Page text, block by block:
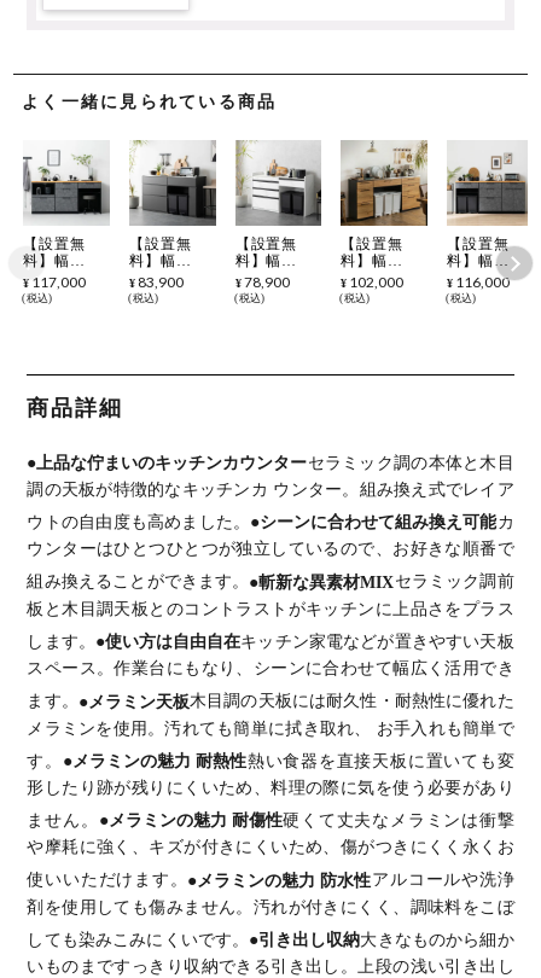
よく一緒に見られている商品
【設置無
料】幅
180cm キッ
チンカウン
ス 引き出し
収納 棚 コ
ンセント付
キッチン収
納 食器棚
おしゃれ 黒
ブラック
¥ 117,000
税込
【設置無
料】幅
160cm ステ
ンレス天板
納 作業台
ダン 食器棚
おしゃれ 黒
ブラック グ
レー 日本製
完成品
¥83,900
税込
【設置無
料】幅
150cm 大理
石調 キッチ
ク天板 引き
ダン 食器棚
おしゃれ 白
ホワイト グ
レー
¥ 78,900
税込
【設置無
料】幅
179cm キッ
チンカウン
箱スペース
ウッディモ
ダン ナチュ
ラル グレー
¥ 102,000
税込
【設置無
料】幅
180cm キッ
チンカウン
ス 開き扉
ン収納 食器
棚 おしゃれ
黒 ブラック
¥ 116,000
税込
商品詳細
●上品な佇まいのキッチンカウンターセラミック調の本体と木目
調の天板が特徴的なキッチンカ ウンター。組み換え式でレイア
ウトの自由度も高めました。 ●シーンに合わせて組み換え可能カ
ウンターはひとつひとつが独立しているので、お好きな順番で
組み換えることができます。 ●斬新な異素材MIXセラミック調前
板と木目調天板とのコントラストがキッチンに上品さをプラス
します。 ●使い方は自由自在キッチン家電などが置きやすい天板
スペース。作業台にもなり、シーンに合わせて幅広く活用でき
ます。 ●メラミン天板木目調の天板には耐久性・耐熱性に優れた
メラミンを使用。汚れても簡単に拭き取れ、 お手入れも簡単で
す。 ●メラミンの魅力 耐熱性熱い食器を直接天板に置いても変
形したり跡が残りにくいため、料理の際に気を使う必要があり
ません。 ●メラミンの魅力 耐傷性硬くて丈夫なメラミンは衝撃
や摩耗に強く、キズが付きにくいため、傷がつきにくく永くお
使いいただけます。 ●メラミンの魅力 防水性アルコールや洗浄
剤を使用しても傷みません。汚れが付きにくく、調味料をこぼ
しても染みこみにくいです。 ●引き出し収納大きなものから細か
いものまですっきり収納できる引き出し。上段の浅い引き出し